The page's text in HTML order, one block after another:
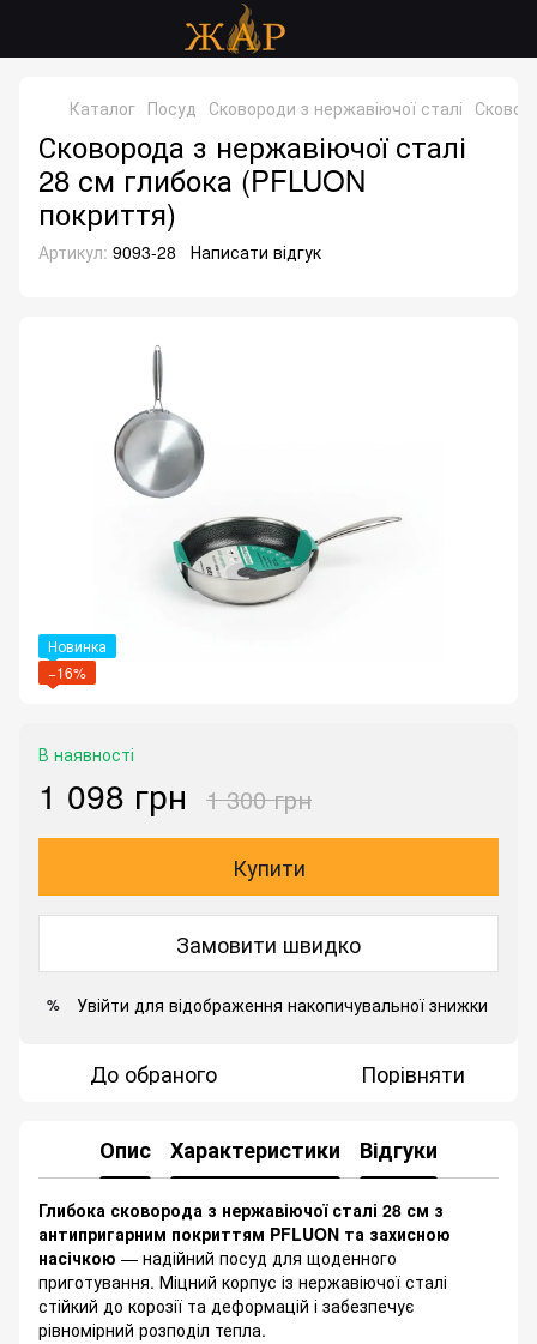
Каталог Посуд Сковороди з нержавіючої сталі
Сковорода з нержавіючої сталі
28 см глибока (PFLUON
покриття)
Артикул: 9093-28 Написати відгук
Новинка
−16%
В наявності
1 098 грн 1 300 грн
Купити
Замовити швидко
% Увійти для відображення накопичувальної знижки
До обраного Порівняти
Опис Характеристики Відгуки
Глибока сковорода з нержавіючої сталі 28 см з
антипригарним покриттям PFLUON та захисною
насічкою — надійний посуд для щоденного
приготування. Міцний корпус із нержавіючої сталі
стійкий до корозії та деформацій і забезпечує
рівномірний розподіл тепла.